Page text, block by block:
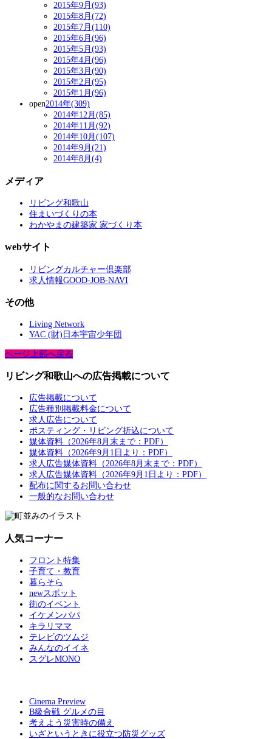
2015年9月(93)
2015年8月(72)
2015年7月(110)
2015年6月(96)
2015年5月(93)
2015年4月(96)
2015年3月(90)
2015年2月(95)
2015年1月(96)
open2014年(309)
2014年12月(85)
2014年11月(92)
2014年10月(107)
2014年9月(21)
2014年8月(4)
メディア
リビング和歌山
住まいづくりの本
わかやまの建築家 家づくり本
webサイト
リビングカルチャー倶楽部
求人情報GOOD-JOB-NAVI
その他
Living Network
YAC (財)日本宇宙少年団
ページ上部へ戻る
リビング和歌山への広告掲載について
広告掲載について
広告種別掲載料金について
求人広告について
ポスティング・リビング折込について
媒体資料（2026年8月末まで：PDF）
媒体資料（2026年9月1日より：PDF）
求人広告媒体資料（2026年8月末まで：PDF）
求人広告媒体資料（2026年9月1日より：PDF）
配布に関するお問い合わせ
一般的なお問い合わせ
人気コーナー
フロント特集
子育て・教育
暮らそら
newスポット
街のイベント
イケメンパパ
キラリママ
テレビのツムジ
みんなのイイネ
スグレMONO
Cinema Preview
B級合戦 グルメの目
考えよう災害時の備え
いざというときに役立つ防災グッズ